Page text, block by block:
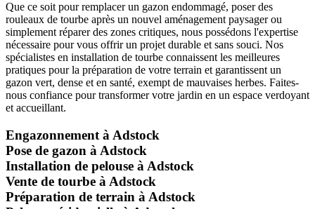
Que ce soit pour remplacer un gazon endommagé, poser des
rouleaux de tourbe après un nouvel aménagement paysager ou
simplement réparer des zones critiques, nous possédons l'expertise
nécessaire pour vous offrir un projet durable et sans souci. Nos
spécialistes en installation de tourbe connaissent les meilleures
pratiques pour la préparation de votre terrain et garantissent un
gazon vert, dense et en santé, exempt de mauvaises herbes. Faites-
nous confiance pour transformer votre jardin en un espace verdoyant
et accueillant.
Engazonnement à Adstock
Pose de gazon à Adstock
Installation de pelouse à Adstock
Vente de tourbe à Adstock
Préparation de terrain à Adstock